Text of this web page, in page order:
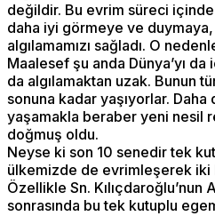
değildir. Bu evrim süreci
daha iyi görmeye ve
algılamamızı sağladı. O
Maalesef şu anda Dünya’yı
da algılamaktan uzak. Bunun
sonuna kadar yaşıyorlar.
yaşamakla beraber yeni nesil
doğmuş oldu.
Neyse ki son 10 senedir tek
ülkemizde de evrimleşerek iki
Özellikle Sn. Kılıçdaroğlu’nun
sonrasında bu tek kutuplu